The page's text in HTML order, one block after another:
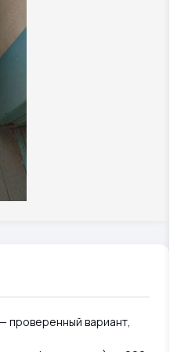
проверенный вариант,